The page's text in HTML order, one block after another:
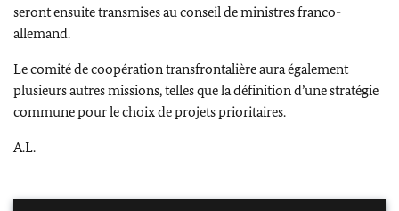
seront ensuite transmises au conseil de ministres franco-
allemand.
Le comité de coopération transfrontalière aura également
plusieurs autres missions, telles que la définition d’une stratégie
commune pour le choix de projets prioritaires.
A.L.